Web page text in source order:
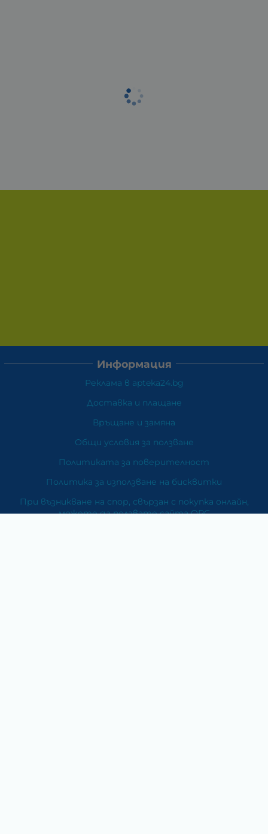
Информация
Реклама в apteka24.bg
Доставка и плащане
Връщане и замяна
Общи условия за ползване
Политиката за поверителност
Политика за използване на бисквитки
При възникване на спор, свързан с покупка онлайн,
можете да ползвате сайта ОРС